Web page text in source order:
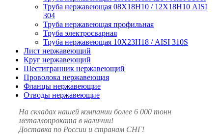
Труба нержавеющая 08Х18Н10 / 12Х18Н10 AISI
304
Труба нержавеющая профильная
Труба электросварная
Труба нержавеющая 10Х23Н18 / AISI 310S
Лист нержавеющий
Круг нержавеющий
Шестигранник нержавеющий
Проволока нержавеющая
Фланцы нержавеющие
Отводы нержавеющие
На складах нашей компании более 6 000 тонн
металлопроката в наличии!
Доставка по России и странам СНГ!